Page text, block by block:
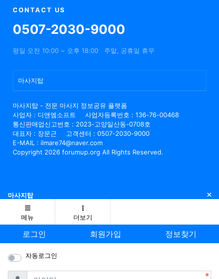
CONTACT US
0507-2030-9000
평일 오전 10:00 ~ 오후 18:00 주말, 공휴일 휴무
마사지탑
마사지탑 - 전문 마사지 정보공유 플랫폼
사업자 : 디앤엠소프트
사업자등록번호 : 136-76-00468
통신판매업신고번호 : 2023-고양일산동-0708호
대표자 : 장문근
고객센터 : 0507-2030-9000
E-MAIL : ilmare74@naver.com
Copyright 2026 forumup.org All Rights Reserved.
마사지탑 닫
메뉴 더보기
로그인 회원가입 정보찾기
자동로그인
아이디